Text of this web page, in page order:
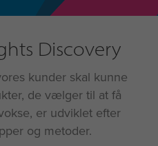
Discovery
kunder skal kunne
de vælger til at få
er udviklet efter
og metoder.